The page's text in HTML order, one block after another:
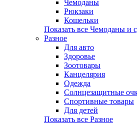
Чемоданы
Рюкзаки
Кошельки
Показать все Чемоданы и
Разное
Для авто
Здоровье
Зоотовары
Канцелярия
Одежда
Солнцезащитные
Спортивные товары
Для детей
Показать все Разное